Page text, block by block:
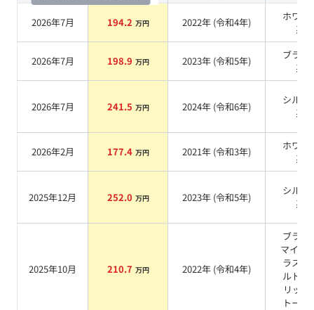
2026年7月 194.2 万円 2022年 (令和4年)
ホワイ
系
2026年7月 198.9 万円 2023年 (令和5年)
ブラッ
系
2026年7月 241.5 万円 2024年 (令和6年)
シルバ
系
2026年2月 177.4 万円 2021年 (令和3年)
ホワイ
系
2025年12月 252.0 万円 2023年 (令和5年)
シルバ
系
2025年10月 210.7 万円 2022年 (令和4年)
ブラッ
マイカ/
ラスゴ
ルドメ
リック
トーン